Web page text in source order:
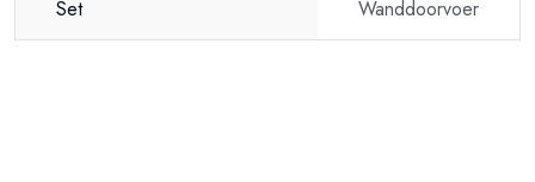
Set Wanddoorvoer